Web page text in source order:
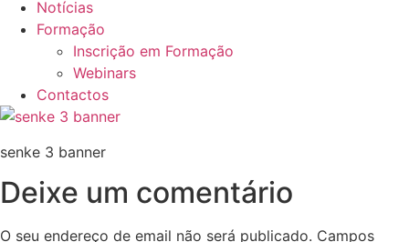
Notícias
Formação
Inscrição em Formação
Webinars
Contactos
senke 3 banner
Deixe um comentário
O seu endereço de email não será publicado. Campos